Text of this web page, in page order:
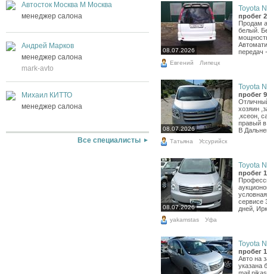
Автосток Москва М Москва
менеджер салона
Андрей Марков
менеджер салона
mark-avto
Михаил КИТТО
менеджер салона
Все специалисты
08.07.2026
Toyota
пробег
Продам
белый.
передач
Евгений Липецк
08.07.2026
Toyota
пробег
хозяин
,ксеон,
правый в
В
Татьяна Уссурийск
08.07.2026
Toyota
пробег
сервисе
дней,
yakamstas Уфа
Toyota
пробег
Авто на
указана